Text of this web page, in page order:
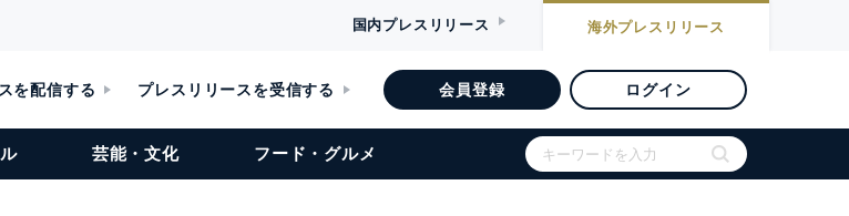
国内プレスリリース 海外プレスリリース
を配信する プレスリリースを受信する 会員登録 ログイン
芸能・文化 フード・グルメ